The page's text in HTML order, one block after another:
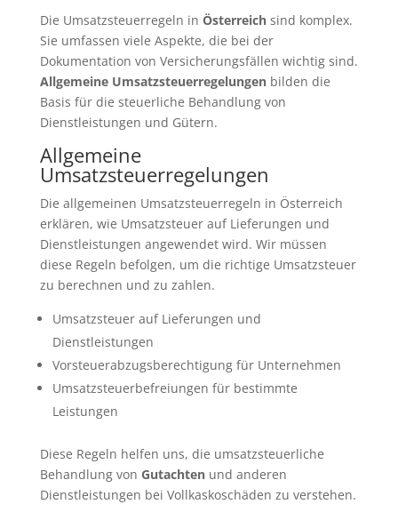
Die Umsatzsteuerregeln in Österreichsind komplex.
Sie umfassen viele Aspekte, die bei der
Dokumentation von Versicherungsfällen wichtig sind.
Allgemeine Umsatzsteuerregelungenbilden die
Basis für die steuerliche Behandlung von
Dienstleistungen und Gütern.
Allgemeine
Umsatzsteuerregelungen
Die allgemeinen Umsatzsteuerregeln in Österreich
erklären, wie Umsatzsteuer auf Lieferungen und
Dienstleistungen angewendet wird. Wir müssen
diese Regeln befolgen, um die richtige Umsatzsteuer
zu berechnen und zu zahlen.
Umsatzsteuer auf Lieferungen und
Dienstleistungen
Vorsteuerabzugsberechtigung für Unternehmen
Umsatzsteuerbefreiungen für bestimmte
Leistungen
Diese Regeln helfen uns, die umsatzsteuerliche
Behandlung von Gutachtenund anderen
Dienstleistungen bei Vollkaskoschäden zu verstehen.